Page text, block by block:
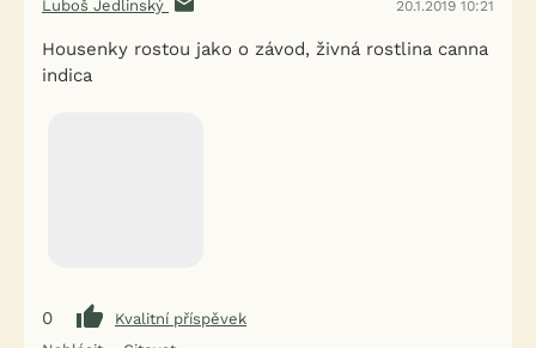
Luboš Jedlinský 20.1.2019 10:21
Housenky rostou jako o závod, živná rostlina canna
indica
0
Kvalitní příspěvek